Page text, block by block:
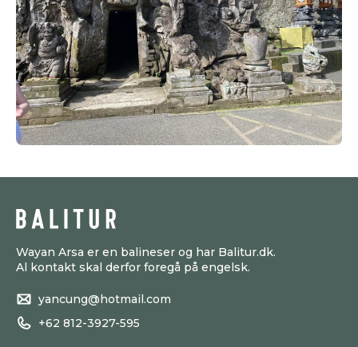
Wayan Arsa er en balineser og har Balitur.dk.
Al kontakt skal derfor foregå på engelsk.
yancung@hotmail.com
+62 812-3927-595